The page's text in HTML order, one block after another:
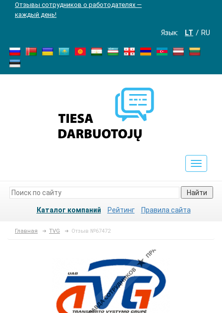
Отзывы сотрудников о работодателях —
каждый день!
Язык: LT RU
Toggle
Найти
Каталог компаний Рейтинг Правила сайта
Главная TVG Отзыв №67472